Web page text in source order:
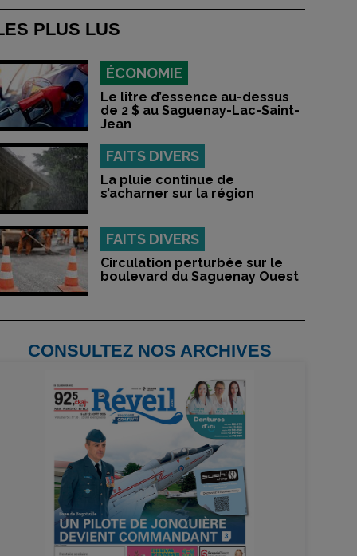
PLUS LUS
ÉCONOMIE
Le litre d’essence au-dessus
de 2 $ au Saguenay-Lac-Saint-
Jean
FAITS DIVERS
La pluie continue de
s’acharner sur la région
FAITS DIVERS
Circulation perturbée sur le
boulevard du Saguenay Ouest
CONSULTEZ NOS ARCHIVES